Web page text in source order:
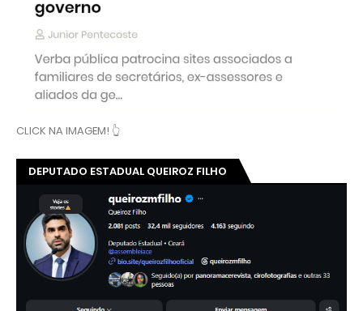
CLICK NA IMAGEM! 👆
DEPUTADO ESTADUAL QUEIROZ FILHO